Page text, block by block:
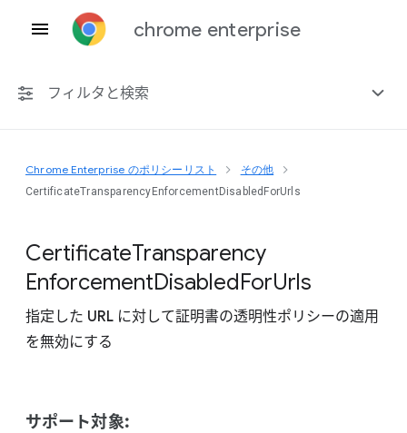
chrome enterprise
フィルタと検索
プラットフォーム共通
非推奨ポリシーを含める
Chrome Enterprise のポリシーリスト その他
CertificateTransparencyEnforcementDisabledForUrls
CertificateTransparency
EnforcementDisabledForUrls
指定した URL に対して証明書の透明性ポリシーの適用
を無効にする
サポート対象: